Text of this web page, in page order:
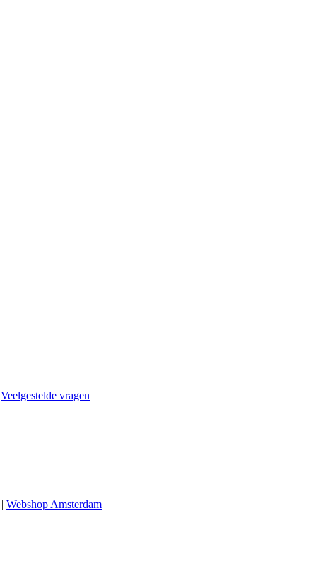
Veelgestelde vragen
| Webshop Amsterdam